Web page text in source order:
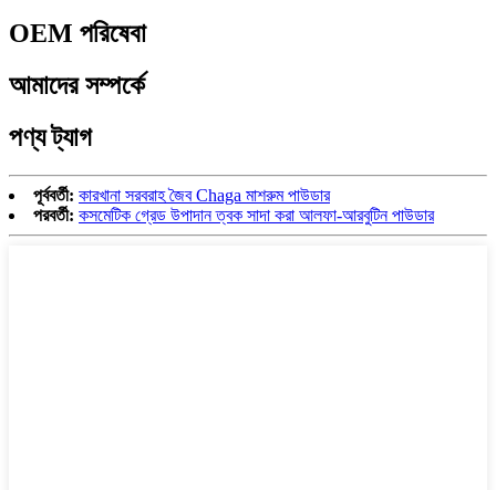
OEM পরিষেবা
আমাদের সম্পর্কে
পণ্য ট্যাগ
পূর্ববর্তী: কারখানা সরবরাহ জৈব Chaga মাশরুম পাউডার
পরবর্তী: কসমেটিক গ্রেড উপাদান ত্বক সাদা করা আলফা-আরবুটিন পাউডার